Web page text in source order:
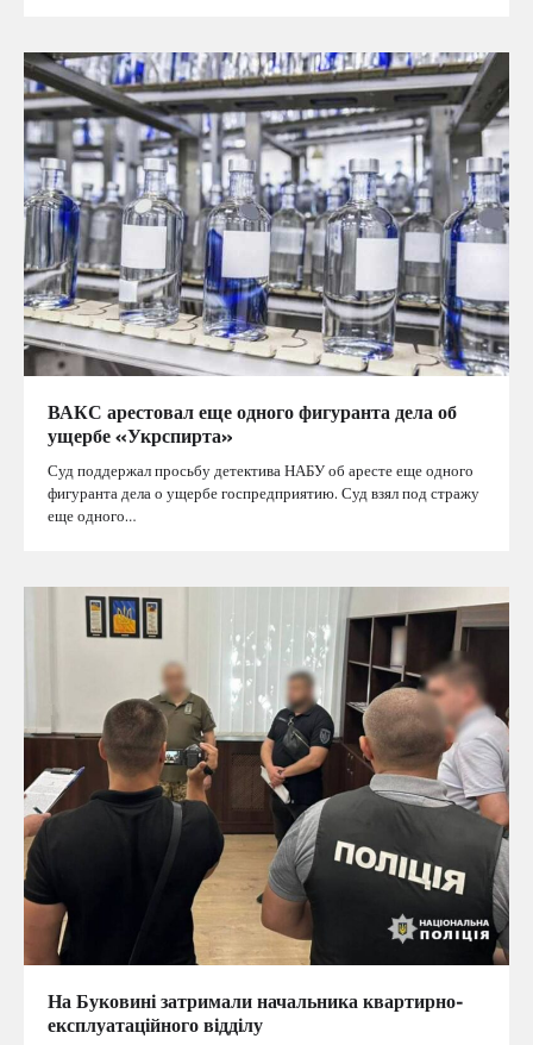
ВАКС арестовал еще одного фигуранта дела об
ущербе «Укрспирта»
Суд поддержал просьбу детектива НАБУ об аресте еще одного
фигуранта дела о ущербе госпредприятию. Суд взял под стражу
еще одного…
На Буковині затримали начальника квартирно-
експлуатаційного відділу